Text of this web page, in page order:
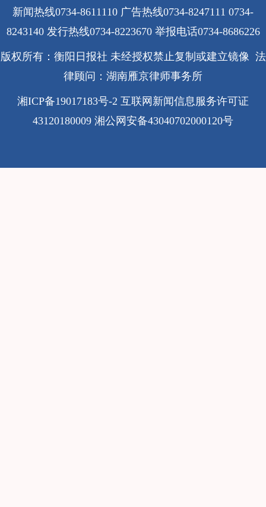
新闻热线0734-8611110 广告热线0734-8247111 0734-
8243140 发行热线0734-8223670 举报电话0734-8686226
版权所有：衡阳日报社 未经授权禁止复制或建立镜像 法
律顾问：湖南雁京律师事务所
湘ICP备19017183号-2 互联网新闻信息服务许可证
43120180009 湘公网安备43040702000120号